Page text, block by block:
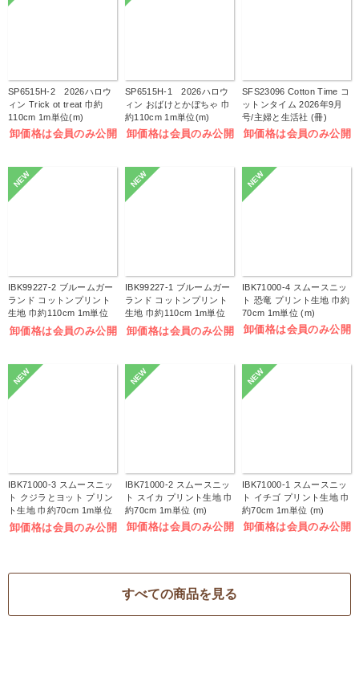
SP6515H-2 2026ハロウ
ィン Trick ot treat 巾約
110cm 1m単位(m)
卸価格は会員のみ公開
SP6515H-1 2026ハロウ
ィン おばけとかぼちゃ 巾
約110cm 1m単位(m)
卸価格は会員のみ公開
SFS23096 Cotton Time コ
ットンタイム 2026年9月
号/主婦と生活社 (冊)
卸価格は会員のみ公開
NEW
IBK99227-2 ブルームガー
ランド コットンプリント
生地 巾約110cm 1m単位
(m)
卸価格は会員のみ公開
NEW
IBK99227-1 ブルームガー
ランド コットンプリント
生地 巾約110cm 1m単位
(m)
卸価格は会員のみ公開
NEW
IBK71000-4 スムースニッ
ト 恐竜 プリント生地 巾約
70cm 1m単位 (m)
卸価格は会員のみ公開
NEW
IBK71000-3 スムースニッ
ト クジラとヨット プリン
ト生地 巾約70cm 1m単位
(m)
卸価格は会員のみ公開
NEW
IBK71000-2 スムースニッ
ト スイカ プリント生地 巾
約70cm 1m単位 (m)
卸価格は会員のみ公開
NEW
IBK71000-1 スムースニッ
ト イチゴ プリント生地 巾
約70cm 1m単位 (m)
卸価格は会員のみ公開
すべての商品を見る